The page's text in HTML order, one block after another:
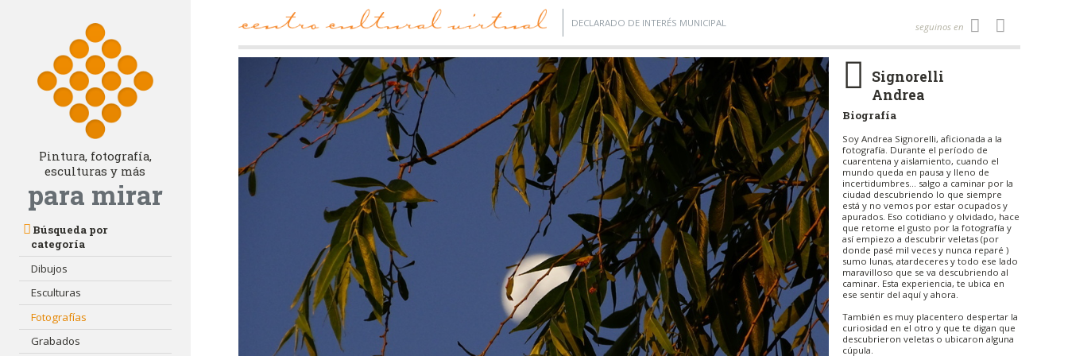
Pintura, fotografía,
esculturas y más
para mirar
Búsqueda por
categoría
Dibujos
Esculturas
Fotografías
Grabados
DECLARADO DE INTERÉS MUNICIPAL seguinos en
Signorelli
Andrea
Biografía
Soy Andrea Signorelli, aficionada a la
fotografía. Durante el período de
cuarentena y aislamiento, cuando el
mundo queda en pausa y lleno de
incertidumbres… salgo a caminar por la
ciudad descubriendo lo que siempre
está y no vemos por estar ocupados y
apurados. Eso cotidiano y olvidado, hace
que retome el gusto por la fotografía y
así empiezo a descubrir veletas (por
donde pasé mil veces y nunca reparé )
sumo lunas, atardeceres y todo ese lado
maravilloso que se va descubriendo al
caminar. Esta experiencia, te ubica en
ese sentir del aquí y ahora.
También es muy placentero despertar la
curiosidad en el otro y que te digan que
descubrieron veletas o ubicaron alguna
cúpula.